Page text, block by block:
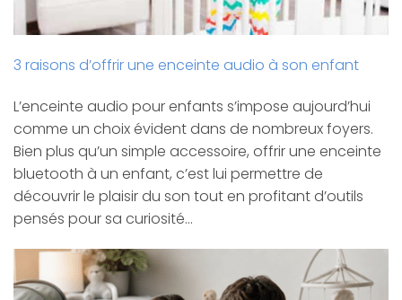
3 raisons d’offrir une enceinte audio à son enfant
L’enceinte audio pour enfants s’impose aujourd’hui
comme un choix évident dans de nombreux foyers.
Bien plus qu’un simple accessoire, offrir une enceinte
bluetooth à un enfant, c’est lui permettre de
découvrir le plaisir du son tout en profitant d’outils
pensés pour sa curiosité…